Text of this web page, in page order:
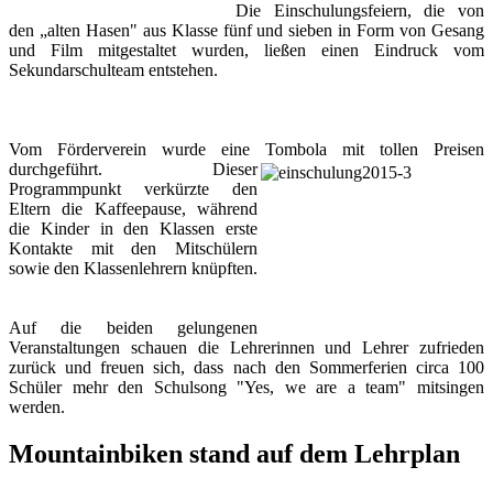
Die Einschulungsfeiern, die von
den „alten Hasen" aus Klasse fünf und sieben in Form von Gesang
und Film mitgestaltet wurden, ließen einen Eindruck vom
Sekundarschulteam entstehen.
Vom Förderverein wurde eine Tombola mit tollen Preisen
durchgeführt. Dieser
Programmpunkt verkürzte den
Eltern die Kaffeepause, während
die Kinder in den Klassen erste
Kontakte mit den Mitschülern
sowie den Klassenlehrern knüpften.
Auf die beiden gelungenen
Veranstaltungen schauen die Lehrerinnen und Lehrer zufrieden
zurück und freuen sich, dass nach den Sommerferien circa 100
Schüler mehr den Schulsong "Yes, we are a team" mitsingen
werden.
Mountainbiken stand auf dem Lehrplan